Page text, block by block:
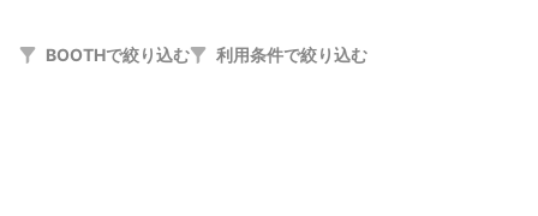
BOOTHで絞り込む 利用条件で絞り込む